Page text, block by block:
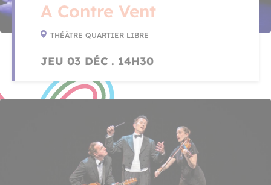
A Contre Vent
THÉÂTRE QUARTIER LIBRE
JEU 03 DÉC . 14H30